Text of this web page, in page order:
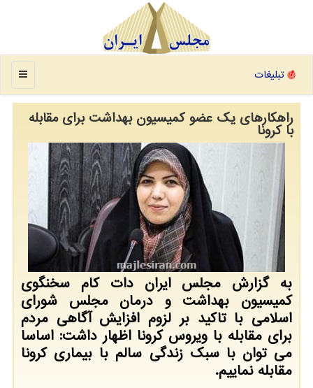
منو تبلیغات
راهكارهای یك عضو كمیسیون بهداشت برای مقابله
با كرونا
به گزارش مجلس ایران دات كام سخنگوی
كمیسیون بهداشت و درمان مجلس شورای
اسلامی با تاكید بر لزوم افزایش آگاهی مردم
برای مقابله با ویروس كرونا اظهار داشت: اساسا
می توان با سبك زندگی سالم با بیماری كرونا
مقابله نماییم.